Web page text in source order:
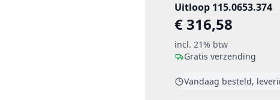
Uitloop 115.0653.374
€ 316,58
incl. 21% btw
Gratis verzending
Vandaag besteld,